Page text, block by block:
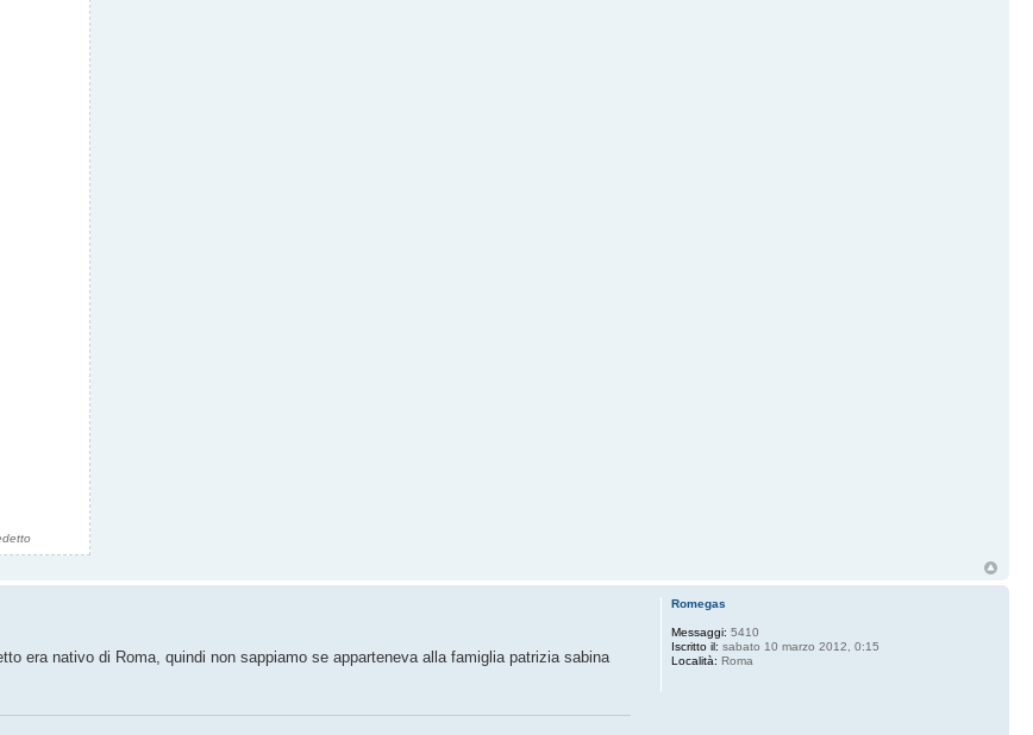
era nativo di Roma, quindi non sappiamo se apparteneva alla famiglia patrizia sabina
Romegas
Messaggi: 5410
Iscritto il: sabato 10 marzo 2012, 0:15
Località: Roma